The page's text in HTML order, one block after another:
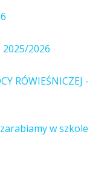
2026
RÓWIEŚNICZEJ -
w szkole